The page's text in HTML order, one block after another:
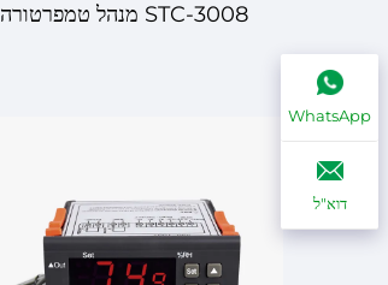
STC-3008 מנהל טמפרטורה
WhatsApp
דוא"ל